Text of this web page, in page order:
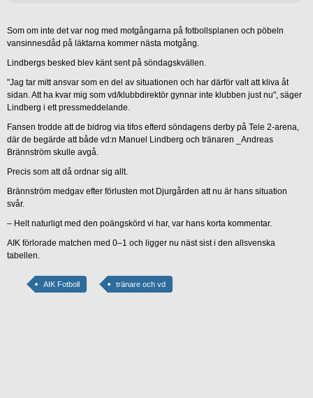
Som om inte det var nog med motgångarna på fotbollsplanen och pöbeln
vansinnesdåd på läktarna kommer nästa motgång.
Lindbergs besked blev känt sent på söndagskvällen.
"Jag tar mitt ansvar som en del av situationen och har därför valt att kliva åt
sidan. Att ha kvar mig som vd/klubbdirektör gynnar inte klubben just nu", säger
Lindberg i ett pressmeddelande.
Fansen trodde att de bidrog via tifos efterd söndagens derby på Tele 2-arena,
där de begärde att både vd:n Manuel Lindberg och tränaren _Andreas
Brännström skulle avgå.
Precis som att då ordnar sig allt.
Brännström medgav efter förlusten mot Djurgården att nu är hans situation
svår.
– Helt naturligt med den poängskörd vi har, var hans korta kommentar.
AIK förlorade matchen med 0–1 och ligger nu näst sist i den allsvenska
tabellen.
AIK Fotboll tränare och vd